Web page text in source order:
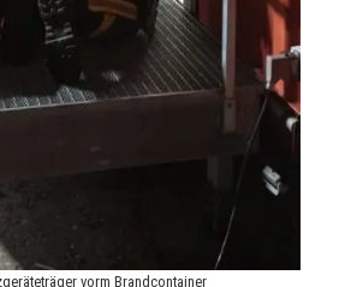
vorm Brandcontainer